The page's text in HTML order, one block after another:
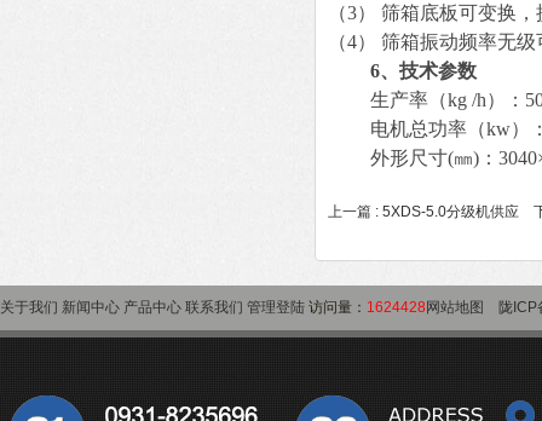
（3） 筛箱底板可变换
（4） 筛箱振动频率无
6、技术参数
生产率（kg /h）：
电机总功率（kw）
外形尺寸(㎜)：
上一篇 : 5XDS-5.0分级机供应
关于我们 新闻中心 产品中心 联系我们 管理登陆 访问量： 1624428 网站地图 陇